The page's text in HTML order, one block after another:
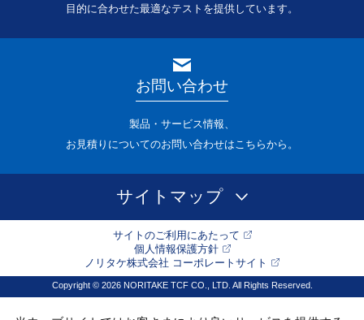
目的に合わせた最適なテストを提供しています。
お問い合わせ
製品・サービス情報、
お見積りについてのお問い合わせはこちらから。
サイトマップ
サイトのご利用にあたって
個人情報保護方針
ノリタケ株式会社 コーポレートサイト
Copyright © 2026 NORITAKE TCF CO., LTD. All Rights Reserved.